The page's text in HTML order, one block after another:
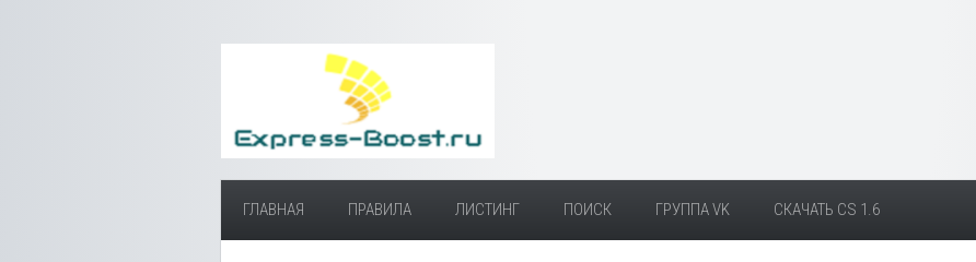
ГЛАВНАЯ ПРАВИЛА ЛИСТИНГ ПОИСК ГРУППА VK СКАЧАТЬ CS 1.6